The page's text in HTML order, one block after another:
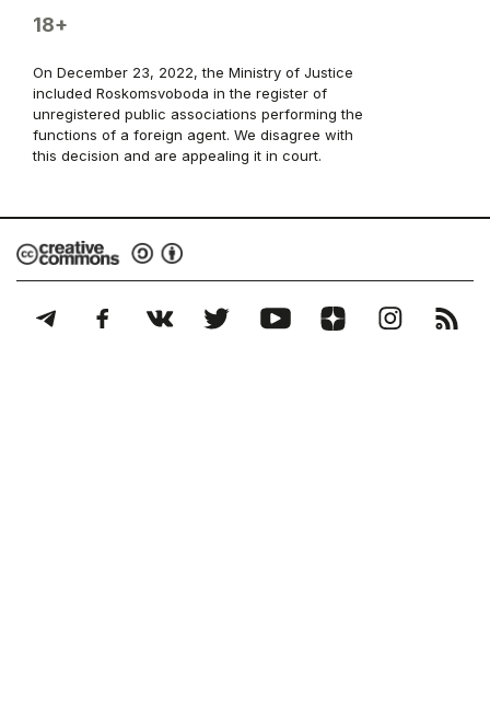
18+
On December 23, 2022, the Ministry of Justice
included Roskomsvoboda in the register of
unregistered public associations performing the
functions of a foreign agent. We disagree with
this decision and are appealing it in court.